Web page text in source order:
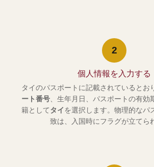
2
個人情報を入力する
タイのパスポートに記載されているとお
ート番号、生年月日、パスポートの有効
籍としてタイを選択します。物理的なパ
致は、入国時にフラグが立てら